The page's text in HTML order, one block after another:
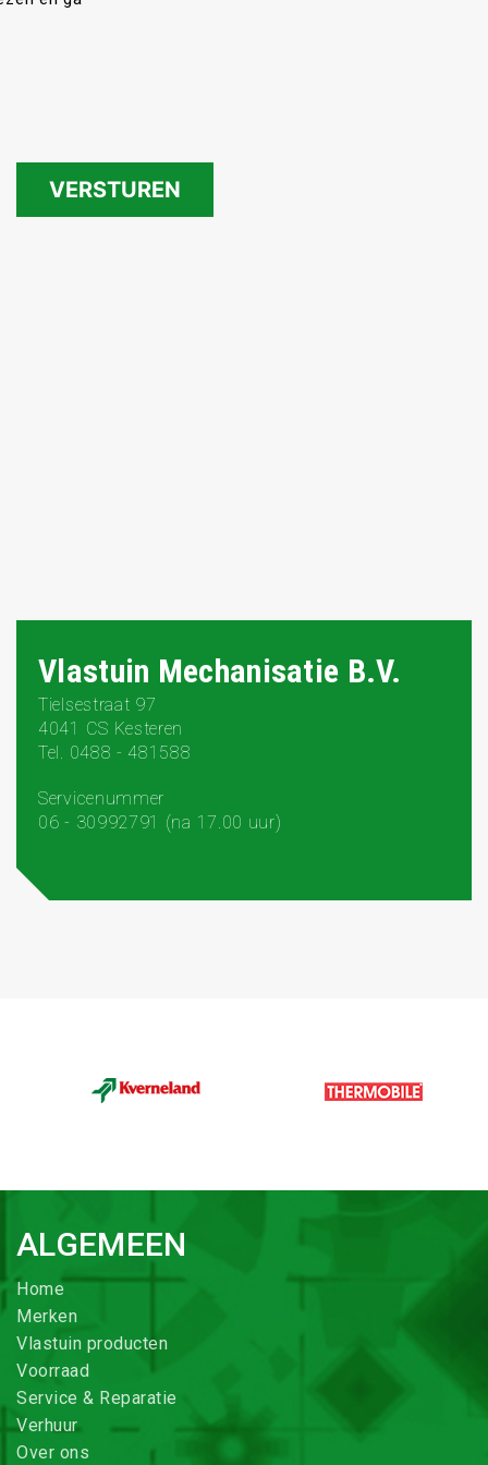
Vlastuin Mechanisatie B.V.
Tielsestraat 97
4041 CS Kesteren
Tel. 0488 - 481588
Servicenummer
06 - 30992791 (na 17.00 uur)
ALGEMEEN
Home
Merken
Vlastuin producten
Voorraad
Service & Reparatie
Verhuur
Over ons